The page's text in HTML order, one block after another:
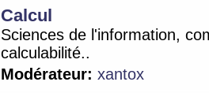
Calcul
Sciences de l'information,
calculabilité..
Modérateur: xantox